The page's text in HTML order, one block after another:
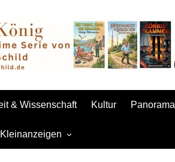
& Wissenschaft Kultur Panorama